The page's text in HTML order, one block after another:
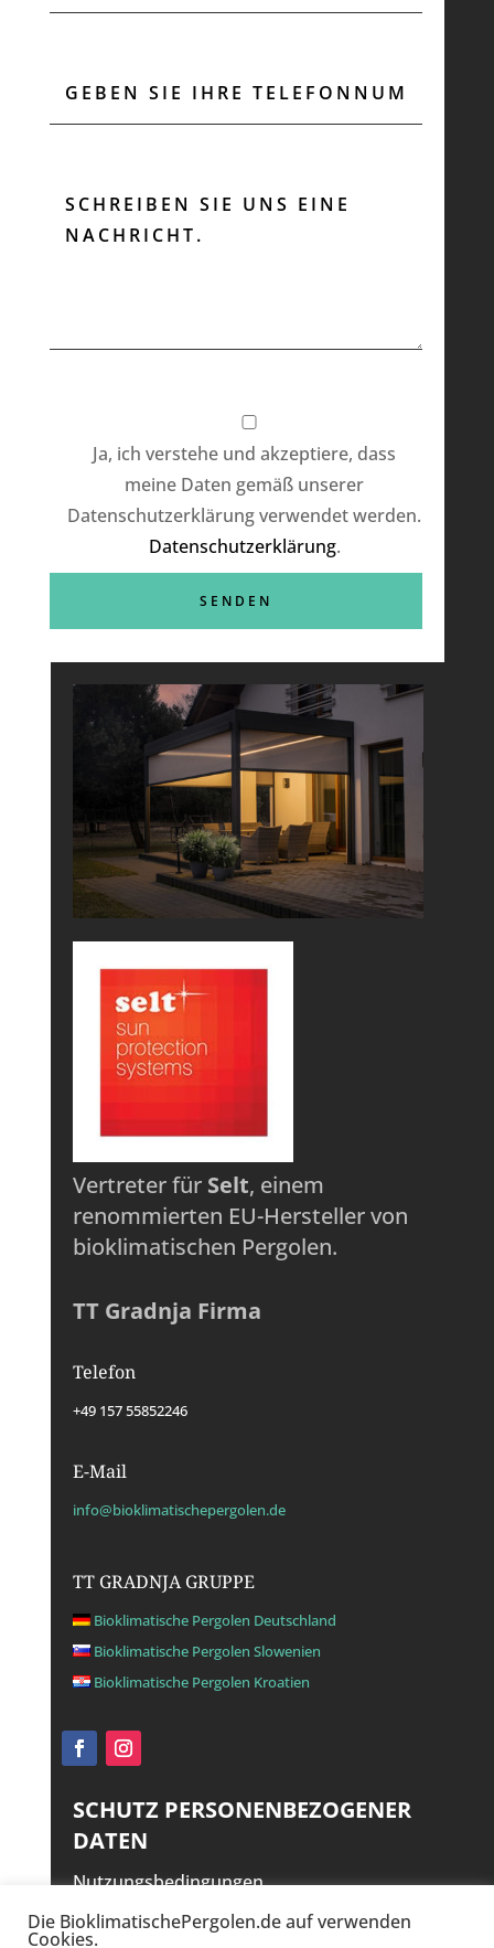
Ja, ich verstehe und akzeptiere, dass
meine Daten gemäß unserer
Datenschutzerklärung verwendet werden.
Datenschutzerklärung.
Vertreter für Selt, einem
renommierten EU-Hersteller von
bioklimatischen Pergolen.
TT Gradnja Firma
Telefon
+49 157 55852246
E-Mail
info@bioklimatischepergolen.de
TT GRADNJA GRUPPE
Bioklimatische Pergolen Deutschland
Bioklimatische Pergolen Slowenien
Bioklimatische Pergolen Kroatien
SCHUTZ PERSONENBEZOGENER
DATEN
Nutzungsbedingungen
Haftungsausschluss
Die BioklimatischePergolen.de auf verwenden
Cookies.